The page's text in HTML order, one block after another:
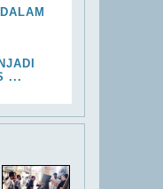
...